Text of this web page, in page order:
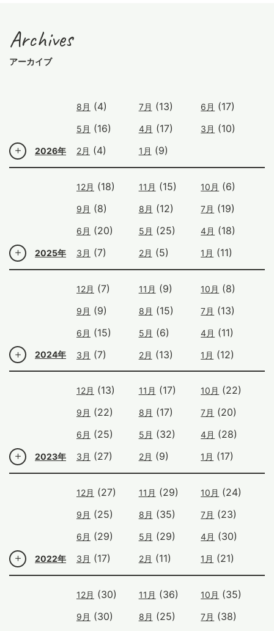
Archives
アーカイブ
2026年
8月 (4) 7月 (13) 6月 (17)
5月 (16) 4月 (17) 3月 (10)
2月 (4) 1月 (9)
2025年
12月 (18) 11月 (15) 10月 (6)
9月 (8) 8月 (12) 7月 (19)
6月 (20) 5月 (25) 4月 (18)
3月 (7) 2月 (5) 1月 (11)
2024年
12月 (7) 11月 (9) 10月 (8)
9月 (9) 8月 (15) 7月 (13)
6月 (15) 5月 (6) 4月 (11)
3月 (7) 2月 (13) 1月 (12)
2023年
12月 (13) 11月 (17) 10月 (22)
9月 (22) 8月 (17) 7月 (20)
6月 (25) 5月 (32) 4月 (28)
3月 (27) 2月 (9) 1月 (17)
2022年
12月 (27) 11月 (29) 10月 (24)
9月 (25) 8月 (35) 7月 (23)
6月 (29) 5月 (29) 4月 (30)
3月 (17) 2月 (11) 1月 (21)
12月 (30) 11月 (36) 10月 (35)
9月 (30) 8月 (25) 7月 (38)